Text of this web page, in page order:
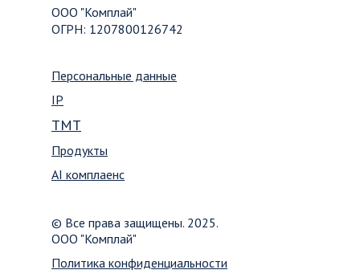
Политика конфиденциальности
© Все права защищены. 2025.
ООО "Комплай"
ООО "Комплай"
ОГРН: 1207800126742
Продукты
AI комплаенс
TMT
IP
Персональные данные